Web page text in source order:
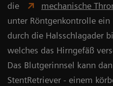
die
mechanische
unter Röntgenkontrolle
durch die Halsschlagader
welches das Hirngefäß
Das Blutgerinnsel kann
StentRetriever - einem